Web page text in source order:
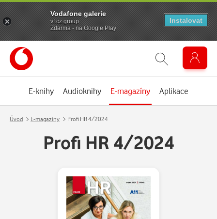
E-knihy Audioknihy E-magazíny Aplikace
Úvod E-magazíny Profi HR 4/2024
Profi HR 4/2024
Vodafone galerie
vf.cz.group
Zdarma - na Google Play
Instalovat